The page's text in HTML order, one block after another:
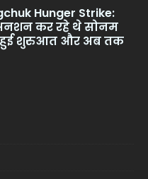
Hunger Strike:
कर रहे थे सोनम
शुरुआत और अब तक